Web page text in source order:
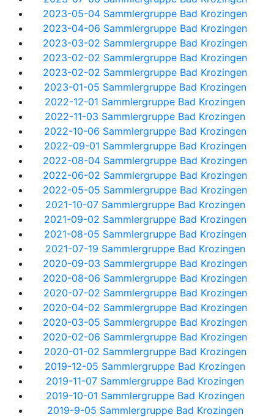
2023-05-04 Sammlergruppe Bad Krozingen
2023-04-06 Sammlergruppe Bad Krozingen
2023-03-02 Sammlergruppe Bad Krozingen
2023-02-02 Sammlergruppe Bad Krozingen
2023-02-02 Sammlergruppe Bad Krozingen
2023-01-05 Sammlergruppe Bad Krozingen
2022-12-01 Sammlergruppe Bad Krozingen
2022-11-03 Sammlergruppe Bad Krozingen
2022-10-06 Sammlergruppe Bad Krozingen
2022-09-01 Sammlergruppe Bad Krozingen
2022-08-04 Sammlergruppe Bad Krozingen
2022-06-02 Sammlergruppe Bad Krozingen
2022-05-05 Sammlergruppe Bad Krozingen
2021-10-07 Sammlergruppe Bad Krozingen
2021-09-02 Sammlergruppe Bad Krozingen
2021-08-05 Sammlergruppe Bad Krozingen
2021-07-19 Sammlergruppe Bad Krozingen
2020-09-03 Sammlergruppe Bad Krozingen
2020-08-06 Sammlergruppe Bad Krozingen
2020-07-02 Sammlergruppe Bad Krozingen
2020-04-02 Sammlergruppe Bad Krozingen
2020-03-05 Sammlergruppe Bad Krozingen
2020-02-06 Sammlergruppe Bad Krozingen
2020-01-02 Sammlergruppe Bad Krozingen
2019-12-05 Sammlergruppe Bad Krozingen
2019-11-07 Sammlergruppe Bad Krozingen
2019-10-01 Sammlergruppe Bad Krozingen
2019-9-05 Sammlergruppe Bad Krozingen